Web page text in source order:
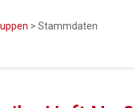
> Stammdaten